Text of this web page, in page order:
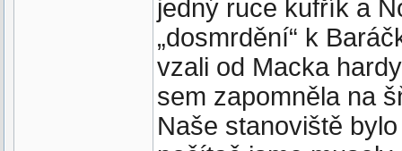
jedný ruce kufřík a
„dosmrdění“ k
vzali od Macka
sem zapomněla na
Naše stanoviště